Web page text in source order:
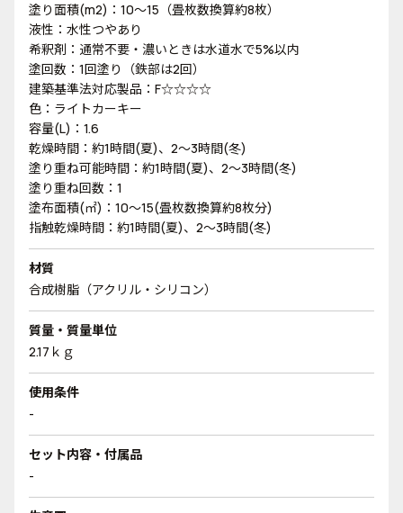
塗り面積(m2)：10～15（畳枚数換算約8枚）
液性：水性つやあり
希釈剤：通常不要・濃いときは水道水で5%以内
塗回数：1回塗り（鉄部は2回）
建築基準法対応製品：F☆☆☆☆
色：ライトカーキー
容量(L)：1.6
乾燥時間：約1時間(夏)、2～3時間(冬)
塗り重ね可能時間：約1時間(夏)、2～3時間(冬)
塗り重ね回数：1
塗布面積(㎡)：10～15(畳枚数換算約8枚分)
指触乾燥時間：約1時間(夏)、2～3時間(冬)
材質
合成樹脂（アクリル・シリコン）
質量・質量単位
2.17ｋｇ
使用条件
-
セット内容・付属品
-